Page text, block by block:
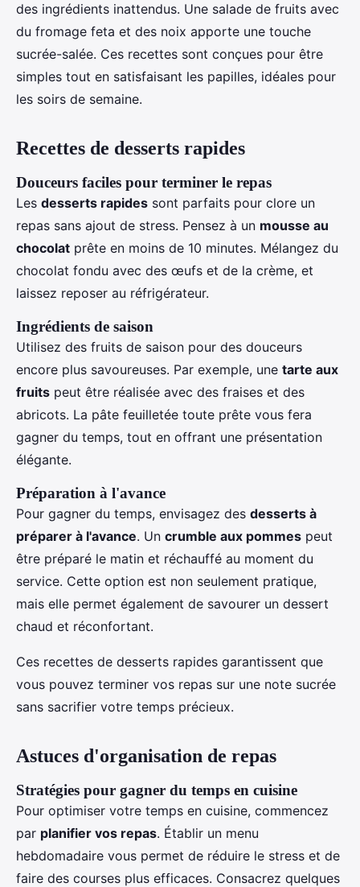
des ingrédients inattendus. Une salade de fruits avec
du fromage feta et des noix apporte une touche
sucrée-salée. Ces recettes sont conçues pour être
simples tout en satisfaisant les papilles, idéales pour
les soirs de semaine.
Recettes de desserts rapides
Douceurs faciles pour terminer le repas
Les desserts rapides sont parfaits pour clore un
repas sans ajout de stress. Pensez à un mousse au
chocolat prête en moins de 10 minutes. Mélangez du
chocolat fondu avec des œufs et de la crème, et
laissez reposer au réfrigérateur.
Ingrédients de saison
Utilisez des fruits de saison pour des douceurs
encore plus savoureuses. Par exemple, une tarte aux
fruits peut être réalisée avec des fraises et des
abricots. La pâte feuilletée toute prête vous fera
gagner du temps, tout en offrant une présentation
élégante.
Préparation à l'avance
Pour gagner du temps, envisagez des desserts à
préparer à l'avance. Un crumble aux pommes peut
être préparé le matin et réchauffé au moment du
service. Cette option est non seulement pratique,
mais elle permet également de savourer un dessert
chaud et réconfortant.
Ces recettes de desserts rapides garantissent que
vous pouvez terminer vos repas sur une note sucrée
sans sacrifier votre temps précieux.
Astuces d'organisation de repas
Stratégies pour gagner du temps en cuisine
Pour optimiser votre temps en cuisine, commencez
par planifier vos repas. Établir un menu
hebdomadaire vous permet de réduire le stress et de
faire des courses plus efficaces. Consacrez quelques